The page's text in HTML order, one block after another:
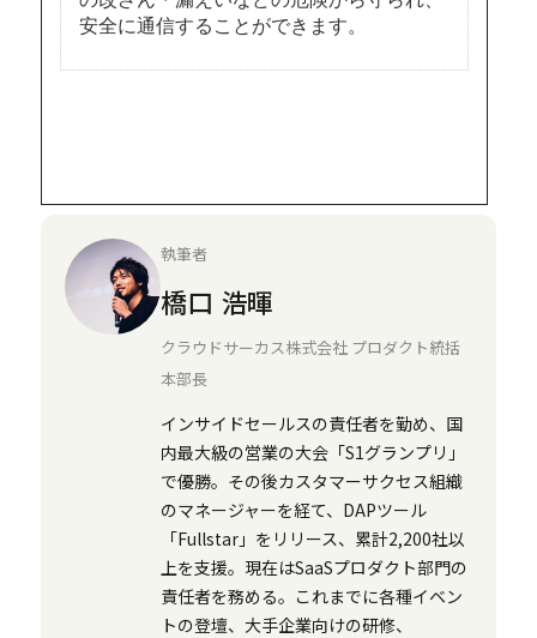
執筆者
橋口 浩暉
クラウドサーカス株式会社 プロダクト統括
本部長
インサイドセールスの責任者を勤め、国
内最大級の営業の大会「S1グランプリ」
で優勝。その後カスタマーサクセス組織
のマネージャーを経て、DAPツール
「Fullstar」をリリース、累計2,200社以
上を支援。現在はSaaSプロダクト部門の
責任者を務める。これまでに各種イベン
トの登壇、大手企業向けの研修、